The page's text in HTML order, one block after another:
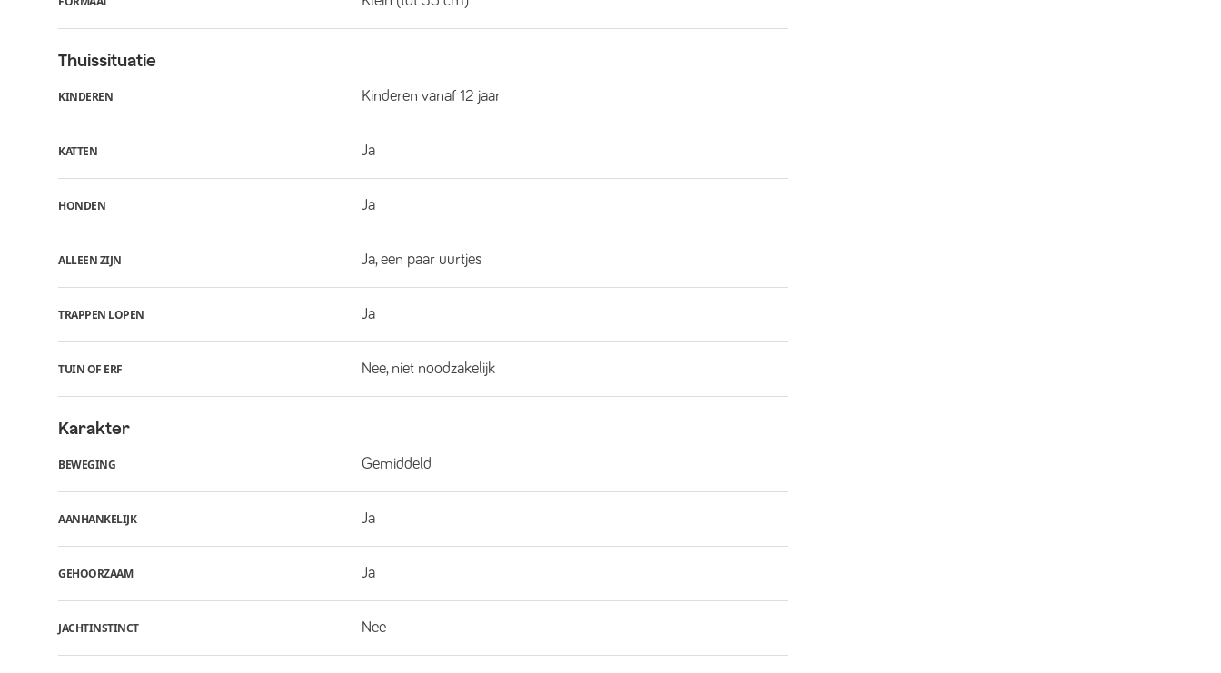
Thuissituatie
KINDEREN Kinderen vanaf 12 jaar
KATTEN Ja
HONDEN Ja
ALLEEN ZIJN Ja, een paar uurtjes
TRAPPEN LOPEN Ja
TUIN OF ERF Nee, niet noodzakelijk
Karakter
BEWEGING Gemiddeld
AANHANKELIJK Ja
GEHOORZAAM Ja
JACHTINSTINCT Nee